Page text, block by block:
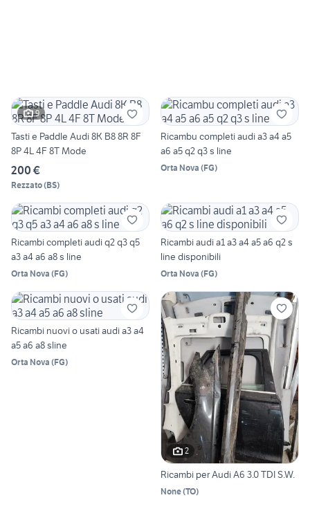
9
Tasti e Paddle Audi 8K B8 8R 8F
8P 4L 4F 8T Mode
200 €
Rezzato(BS)
Ricambu completi audi a3 a4 a5
a6 a5 q2 q3 s line
Orta Nova (FG)
Ricambi completi audi q2 q3 q5
a3 a4 a6 a8 s line
Orta Nova (FG)
Ricambi audi a1 a3 a4 a5 a6 q2 s
line disponibili
Orta Nova (FG)
Ricambi nuovi o usati audi a3 a4
a5 a6 a8 sline
Orta Nova (FG)
2
Ricambi per Audi A6 3.0 TDI S.W.
None(TO)